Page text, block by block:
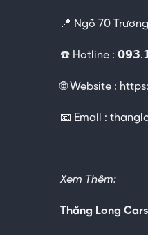
📍 Ngõ 70
☎️ Hotline :
🌐Website :
📧 Email :
Xem Thêm:
Thăng Long Cars